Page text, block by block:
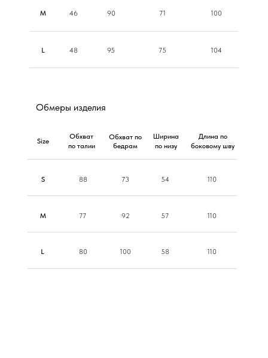
Обмеры изделия
Size
S
M
Обхват
по талии
Обхват по
бедрам
Ширина
по низу
Длина по
боковому шву
73
88 54
46 90
110
71
77
100
92
M
57 110
L
L
48 95 75 104
110
58
100
80